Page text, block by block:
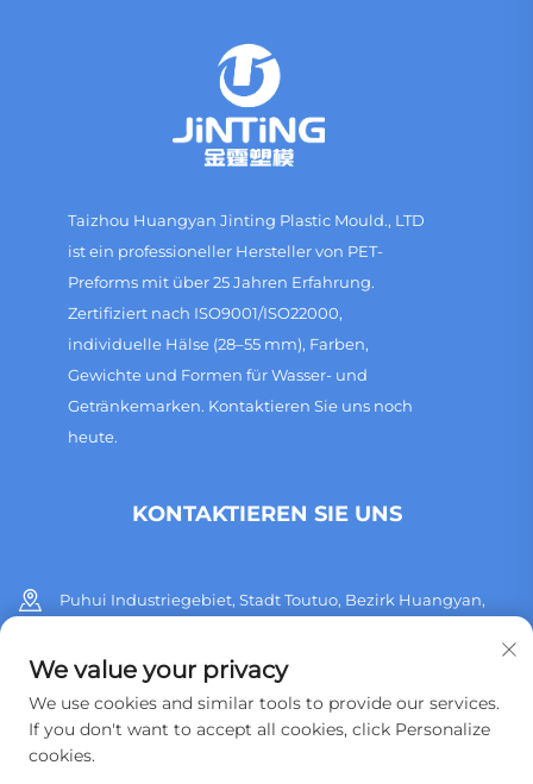
Taizhou Huangyan Jinting Plastic Mould., LTD
ist ein professioneller Hersteller von PET-
Preforms mit über 25 Jahren Erfahrung.
Zertifiziert nach ISO9001/ISO22000,
individuelle Hälse (28–55 mm), Farben,
Gewichte und Formen für Wasser- und
Getränkemarken. Kontaktieren Sie uns noch
heute.
KONTAKTIEREN SIE UNS
Puhui Industriegebiet, Stadt Toutuo, Bezirk Huangyan,
+86 13515760932
[email protected]
We value your privacy
We use cookies and similar tools to provide our services.
If you don't want to accept all cookies, click Personalize
cookies.